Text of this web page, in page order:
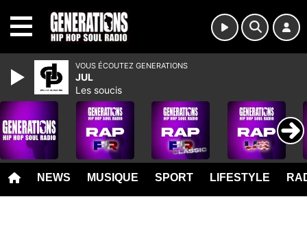
NEWS MUSIQUE SPORT LIFESTYLE
VOUS ÉCOUTEZ GENERATIONS
JUL
Les soucis